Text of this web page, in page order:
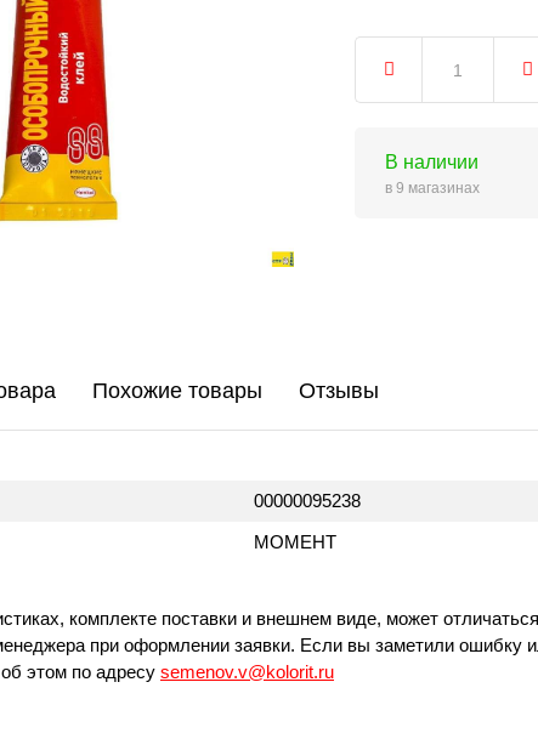
В наличии
в 9 магазинах
Похожие товары Отзывы
00000095238
МОМЕНТ
комплекте поставки и внешнем виде, может
при оформлении заявки. Если вы заметили ошибку
этом по адресу semenov.v@kolorit.ru